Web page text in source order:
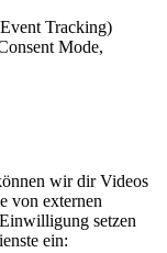
Tracking)
Mode,
wir dir Videos
von externen
setzen
ein: